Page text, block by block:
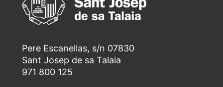
Pere Escanellas, s/n 07830
Sant Josep de sa Talaia
971 800 125